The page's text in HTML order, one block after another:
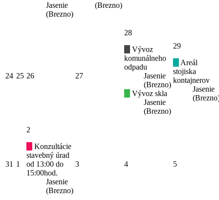
Jasenie
(Brezno)
(Brezno)
24 25 26 27
28
Vývoz
komunálneho
odpadu
Jasenie
(Brezno)
Vývoz skla
Jasenie
(Brezno)
29
Areál
stojiska
kontajnerov
Jasenie
31 1
2
Konzultácie
stavebný úrad
od 13:00 do
15:00hod.
Jasenie
(Brezno)
3 4 5